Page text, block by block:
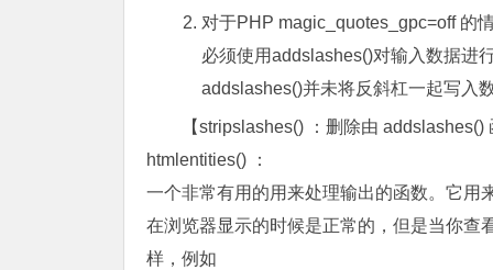
对于PHP magic_quotes_gpc=off 的
必须使用addslashes()对输入数据进
addslashes()并未将反斜杠一起写入
【stripslashes() ：删除由
htmlentities() ：
一个非常有用的用来处理输出的函数。它用
在浏览器显示的时候是正常的，但是当你查
样，例如